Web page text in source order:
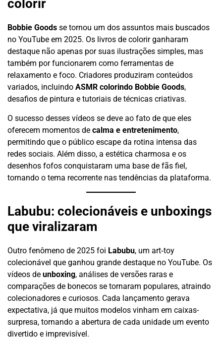
colorir
Bobbie Goods se tornou um dos assuntos mais buscados
no YouTube em 2025. Os livros de colorir ganharam
destaque não apenas por suas ilustrações simples, mas
também por funcionarem como ferramentas de
relaxamento e foco. Criadores produziram conteúdos
variados, incluindo ASMR colorindo Bobbie Goods,
desafios de pintura e tutoriais de técnicas criativas.
O sucesso desses vídeos se deve ao fato de que eles
oferecem momentos de calma e entretenimento,
permitindo que o público escape da rotina intensa das
redes sociais. Além disso, a estética charmosa e os
desenhos fofos conquistaram uma base de fãs fiel,
tornando o tema recorrente nas tendências da plataforma.
Labubu: colecionáveis e unboxings
que viralizaram
Outro fenômeno de 2025 foi Labubu, um art‑toy
colecionável que ganhou grande destaque no YouTube. Os
vídeos de unboxing, análises de versões raras e
comparações de bonecos se tornaram populares, atraindo
colecionadores e curiosos. Cada lançamento gerava
expectativa, já que muitos modelos vinham em caixas-
surpresa, tornando a abertura de cada unidade um evento
divertido e imprevisível.